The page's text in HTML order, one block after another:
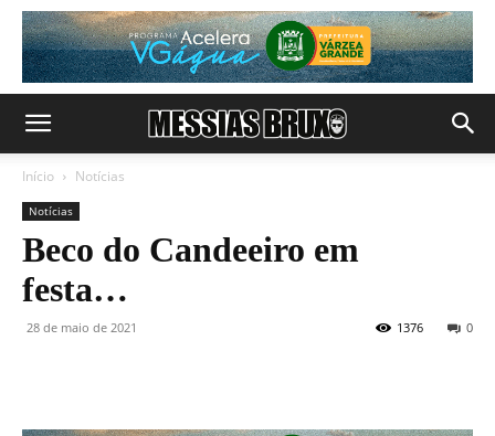
Início Notícias
Notícias
Beco do Candeeiro em
festa…
28 de maio de 2021 0
1376